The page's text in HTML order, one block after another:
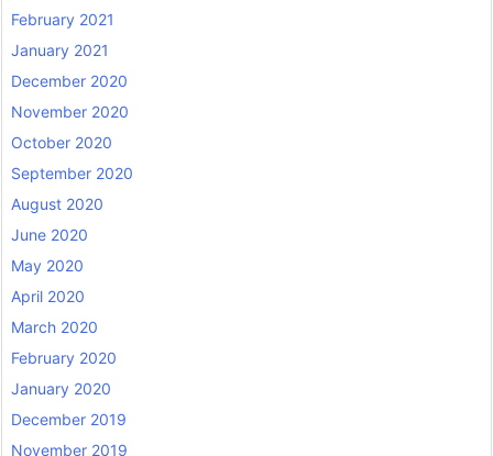
February 2021
January 2021
December 2020
November 2020
October 2020
September 2020
August 2020
June 2020
May 2020
April 2020
March 2020
February 2020
January 2020
December 2019
November 2019